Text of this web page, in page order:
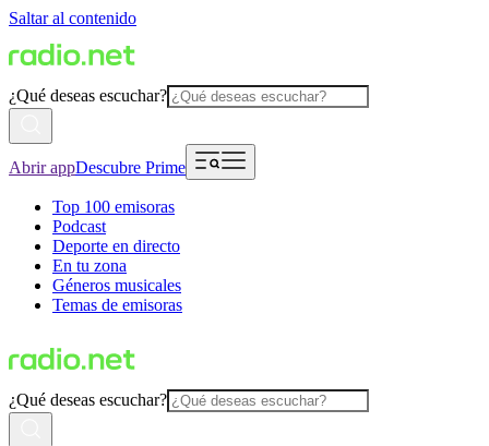
Saltar al contenido
¿Qué deseas escuchar?
Abrir appDescubre Prime
Top 100 emisoras
Podcast
Deporte en directo
En tu zona
Géneros musicales
Temas de emisoras
¿Qué deseas escuchar?